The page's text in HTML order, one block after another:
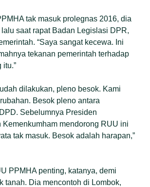
tak masuk prolegnas 2016, dia
saat rapat Badan Legislasi DPR,
“Saya sangat kecewa. Ini
tekanan pemerintah terhadap
itu.”
dilakukan, pleno besok. Kami
Besok pleno antara
Sebelumnya Presiden
Kemenkumham mendorong RUU ini
tak masuk. Besok adalah harapan,”
PPMHA penting, katanya, demi
tanah. Dia mencontoh di Lombok,